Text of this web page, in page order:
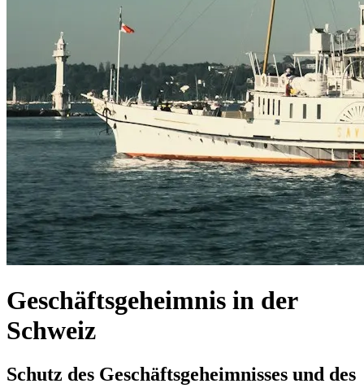
Geschäftsgeheimnis in der
Schweiz
Schutz des Geschäftsgeheimnisses und des